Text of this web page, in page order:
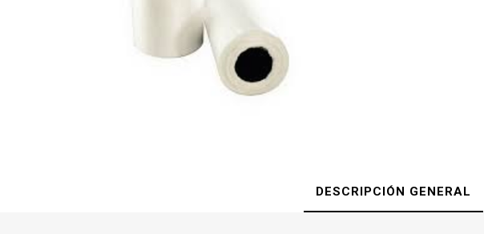
DESCRIPCIÓN GENERAL